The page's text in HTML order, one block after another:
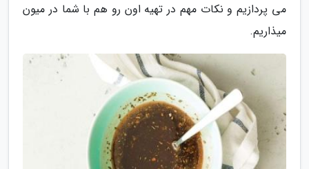
می پردازیم و نکات مهم در تهیه اون رو هم با شما در میون
میذاریم.